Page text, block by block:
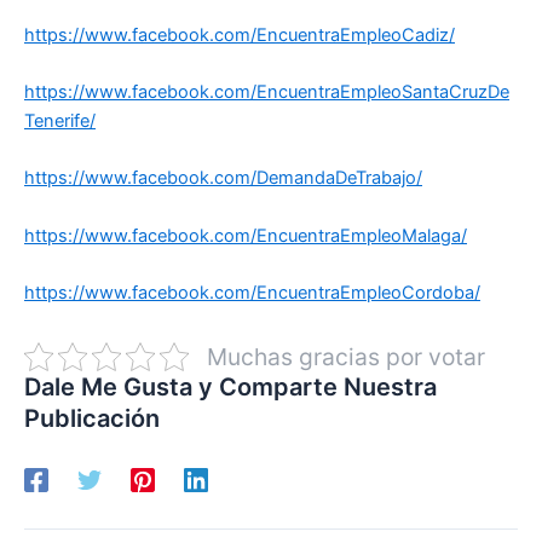
https://www.facebook.com/EncuentraEmpleoCadiz/
https://www.facebook.com/EncuentraEmpleoSantaCruzDe
Tenerife/
https://www.facebook.com/DemandaDeTrabajo/
https://www.facebook.com/EncuentraEmpleoMalaga/
https://www.facebook.com/EncuentraEmpleoCordoba/
Muchas gracias por votar
Dale Me Gusta y Comparte Nuestra
Publicación